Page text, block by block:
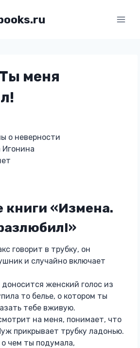
меня
о неверности
Игонина
книги «Измена.
говорит в трубку, он
и случайно включает
женский голос из
то белье, о котором ты
тебе вживую.
на меня, понимает, что
прикрывает трубку ладонью.
чем ты подумала,